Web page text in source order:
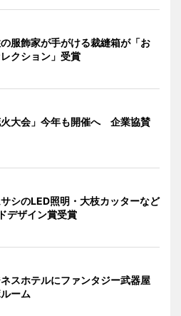
服飾家が手がける裁縫箱が「お
クション」受賞
火大会」今年も開催へ 企業協賛
シのLED照明・大枝カッターなど
デザイン賞受賞
スホテルにファンタジー武器屋
ルーム